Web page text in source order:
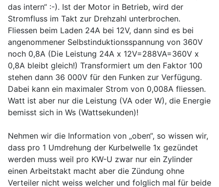
das intern“ :-). Ist der Motor in Betrieb, wird der
Stromfluss im Takt zur Drehzahl unterbrochen.
Fliessen beim Laden 24A bei 12V, dann sind es bei
angenommener Selbstinduktionsspannung von 360V
noch 0,8A (Die Leistung 24A x 12V=288VA=360V x
0,8A bleibt gleich!) Transformiert um den Faktor 100
stehen dann 36 000V für den Funken zur Verfügung.
Dabei kann ein maximaler Strom von 0,008A fliessen.
Watt ist aber nur die Leistung (VA oder W), die Energie
bemisst sich in Ws (Wattsekunden)!
Nehmen wir die Information von „oben“, so wissen wir,
dass pro 1 Umdrehung der Kurbelwelle 1x gezündet
werden muss weil pro KW-U zwar nur ein Zylinder
einen Arbeitstakt macht aber die Zündung ohne
Verteiler nicht weiss welcher und folglich mal für beide